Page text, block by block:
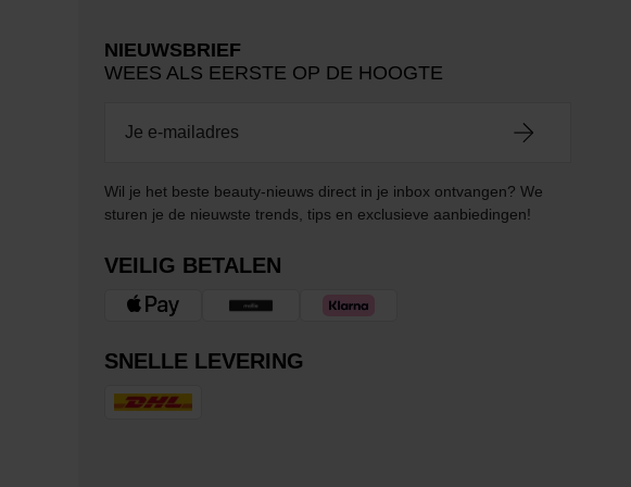
NIEUWSBRIEF
WEES ALS EERSTE OP DE HOOGTE
Wil je het beste beauty-nieuws direct in je inbox ontvangen? We
sturen je de nieuwste trends, tips en exclusieve aanbiedingen!
VEILIG BETALEN
SNELLE LEVERING